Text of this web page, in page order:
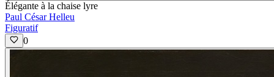
Élégante à la chaise lyre
Paul César Helleu
Figuratif
0